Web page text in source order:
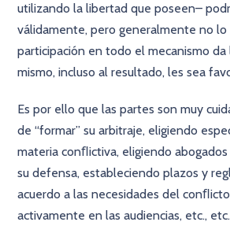
utilizando la libertad que poseen–
válidamente, pero generalmente no lo
participación en todo el mecanismo
mismo, incluso al resultado, les sea
Es por ello que las partes son muy
de “formar” su arbitraje, eligiendo
materia conﬂictiva, eligiendo
su defensa, estableciendo plazos y
acuerdo a las necesidades del
activamente en las audiencias, etc.,